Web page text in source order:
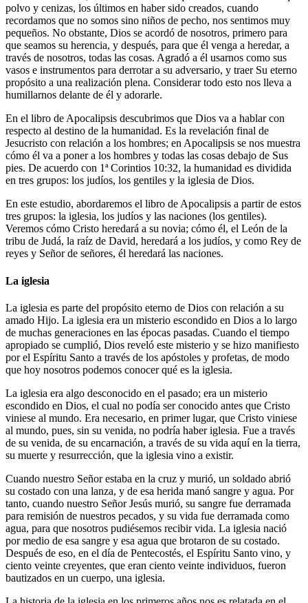
polvo y cenizas, los últimos en haber sido creados, cuando
recordamos que no somos sino niños de pecho, nos sentimos muy
pequeños. No obstante, Dios se acordó de nosotros, primero para
que seamos su herencia, y después, para que él venga a heredar, a
través de nosotros, todas las cosas. Agradó a él usarnos como sus
vasos e instrumentos para derrotar a su adversario, y traer Su eterno
propósito a una realización plena. Considerar todo esto nos lleva a
humillarnos delante de él y adorarle.
En el libro de Apocalipsis descubrimos que Dios va a hablar con
respecto al destino de la humanidad. Es la revelación final de
Jesucristo con relación a los hombres; en Apocalipsis se nos muestra
cómo él va a poner a los hombres y todas las cosas debajo de Sus
pies. De acuerdo con 1ª Corintios 10:32, la humanidad es dividida
en tres grupos: los judíos, los gentiles y la iglesia de Dios.
En este estudio, abordaremos el libro de Apocalipsis a partir de estos
tres grupos: la iglesia, los judíos y las naciones (los gentiles).
Veremos cómo Cristo heredará a su novia; cómo él, el León de la
tribu de Judá, la raíz de David, heredará a los judíos, y como Rey de
reyes y Señor de señores, él heredará las naciones.
La iglesia
La iglesia es parte del propósito eterno de Dios con relación a su
amado Hijo. La iglesia era un misterio escondido en Dios a lo largo
de muchas generaciones en las épocas pasadas. Cuando el tiempo
apropiado se cumplió, Dios reveló este misterio y se hizo manifiesto
por el Espíritu Santo a través de los apóstoles y profetas, de modo
que hoy nosotros podemos conocer qué es la iglesia.
La iglesia era algo desconocido en el pasado; era un misterio
escondido en Dios, el cual no podía ser conocido antes que Cristo
viniese al mundo. Era necesario, en primer lugar, que Cristo viniese
al mundo, pues, sin su venida, no podría haber iglesia. Fue a través
de su venida, de su encarnación, a través de su vida aquí en la tierra,
su muerte y resurrección, que la iglesia vino a existir.
Cuando nuestro Señor estaba en la cruz y murió, un soldado abrió
su costado con una lanza, y de esa herida manó sangre y agua. Por
tanto, cuando nuestro Señor Jesús murió, su sangre fue derramada
para remisión de nuestros pecados, y su vida fue derramada como
agua, para que nosotros pudiésemos recibir vida. La iglesia nació
por medio de esa sangre y esa agua que brotaron de su costado.
Después de eso, en el día de Pentecostés, el Espíritu Santo vino, y
ciento veinte creyentes, que eran ciento veinte individuos, fueron
bautizados en un cuerpo, una iglesia.